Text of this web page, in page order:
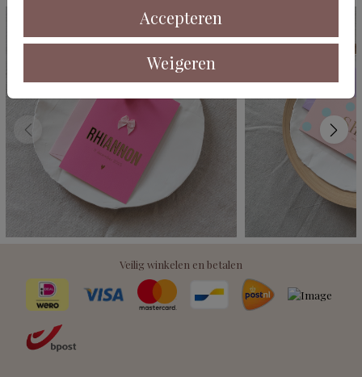
Accepteren
Weigeren
Veilig winkelen en betalen